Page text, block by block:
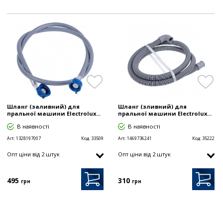
Шланг (заливний) для
пральної машини Electrolux...
В наявності
Art:1328197007 Код: 33509
Опт цiни від 2 штук
495 грн
Шланг (зливний) для
пральної машини Electrolux...
В наявності
Art:1469736241 Код: 35222
Опт цiни від 2 штук
310 грн